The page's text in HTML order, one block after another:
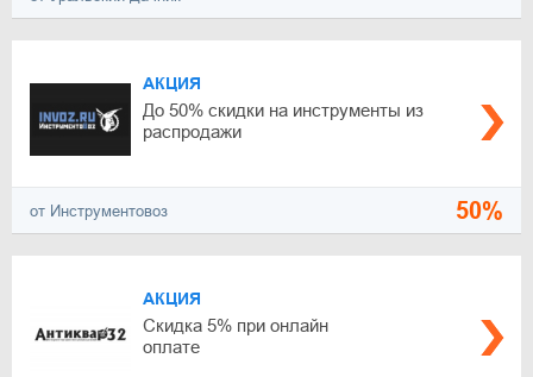
АКЦИЯ
До 50% скидки на инструменты из
распродажи
от Инструментовоз 50%
АКЦИЯ
Cкидка 5% при онлайн
оплате